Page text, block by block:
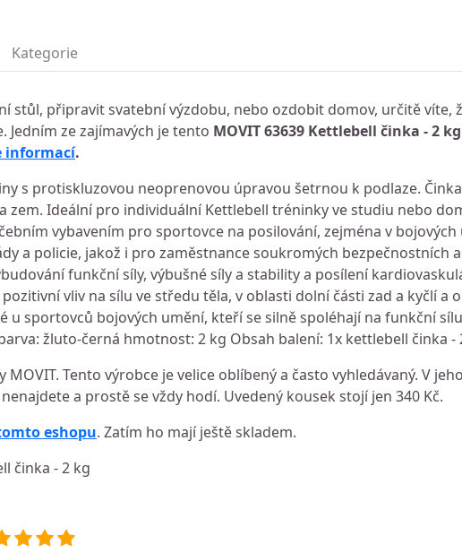
Kategorie
stůl, připravit svatební výzdobu, nebo ozdobit domov, určitě víte,
ze zajímavých je tento MOVIT 63639 Kettlebell činka - 2 kg
informací.
s protiskluzovou neoprenovou úpravou šetrnou k podlaze.
zem. Ideální pro individuální Kettlebell tréninky ve studiu nebo
vybavením pro sportovce na posilování, zejména v bojových
a policie, jakož i pro zaměstnance soukromých bezpečnostních
funkční síly, výbušné síly a stability a posílení
vliv na sílu ve středu těla, v oblasti dolní části zad a kyčlí a
u sportovců bojových umění, kteří se silně spoléhají na funkční
žluto-černá hmotnost: 2 kg Obsah balení: 1x kettlebell činka -
MOVIT. Tento výrobce je velice oblíbený a často vyhledávaný. V
a prostě se vždy hodí. Uvedený kousek stojí jen 340 Kč.
eshopu. Zatím ho mají ještě skladem.
činka - 2 kg